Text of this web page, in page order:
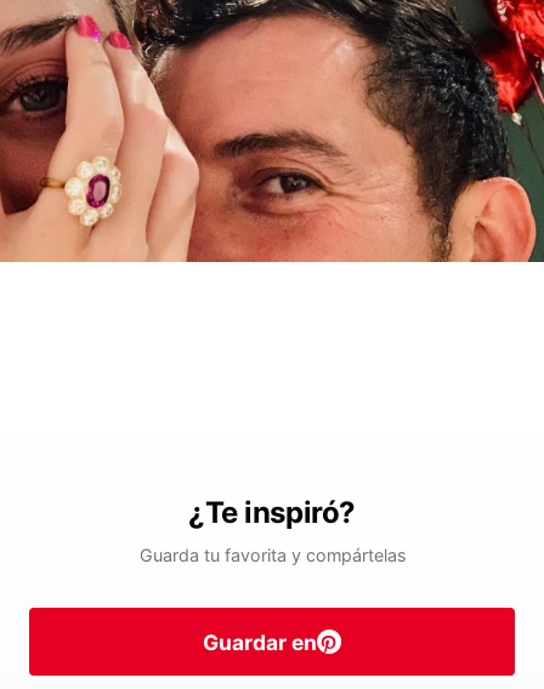
¿Te inspiró?
Guarda tu favorita y compártelas
Guardar en